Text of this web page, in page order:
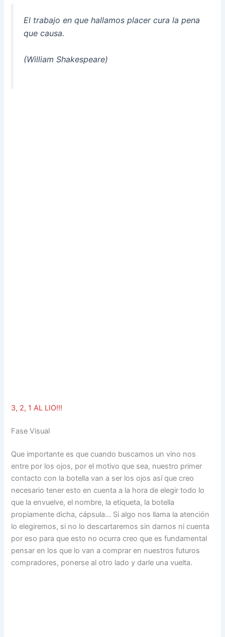
El trabajo en que hallamos placer cura la pena
que causa.
(William Shakespeare)
3, 2, 1 AL LIO!!!
Fase Visual
Que importante es que cuando buscamos un vino nos
entre por los ojos, por el motivo que sea, nuestro primer
contacto con la botella van a ser los ojos así que creo
necesario tener esto en cuenta a la hora de elegir todo lo
que la envuelve, el nombre, la etiqueta, la botella
propiamente dicha, cápsula… Si algo nos llama la atención
lo elegiremos, si no lo descartaremos sin darnos ni cuenta
por eso para que esto no ocurra creo que es fundamental
pensar en los que lo van a comprar en nuestros futuros
compradores, ponerse al otro lado y darle una vuelta.